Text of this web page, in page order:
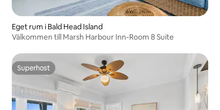
Eget rum i Bald Head Island
Välkommen till Marsh Harbour Inn-Room 8 Suite
Superhost
Superhost